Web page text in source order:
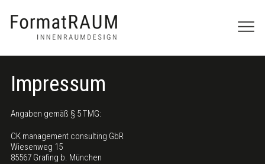
Impressum
Angaben gemäß § 5 TMG:
CK management consulting GbR
Wiesenweg 15
85567 Grafing b. München